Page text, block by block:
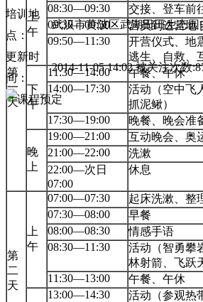
培训地
点：
武汉市黄陂区武湖田田生态园
更新时
间：
2014-11-05 14:02 被关注次数
第
一
天
上
午
08:30—09:30
交接、登车前
09:30—09:50
营员到达营地
09:50—11:30
开营仪式、地
逃生、自救、
下
午
11:30—14:00 午餐、午休
14:00—17:30
活动（空中飞
抓泥鳅）
17:30—19:00 晚餐、晚会准
晚
上
19:00—21:00 互动晚会、奥
21:00—22:00
洗漱
22:00—次日
07:00
休息
第
二
天
上
午
07:00—07:30 起床洗漱、整
07:30—08:00
早餐
08:00—08:30
情感手语
08:30—11:30
活动（智勇攀
林射箭、飞跃
11:30—13:00 午餐、午休
13:00—14:30
活动（参观热